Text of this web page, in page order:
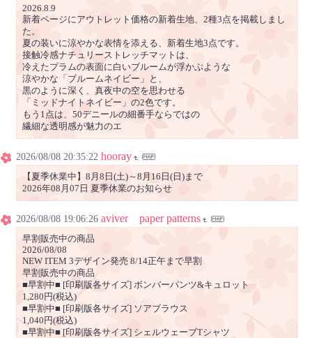
2026.8.9
新着ページにアウトレット価格の新着生地、2種3点を掲載しまし
た。
夏の装いに涼やかな表情を添える、新着生地3点です。
接触冷感ナチュリーストレッチマットは、
冷えたプラムの表面に白いブルームが浮かぶような
涼やかな「ブルームネイビー」と、
黒のように深く、真夜中の空を思わせる
「ミッドナイトネイビー」の2色です。
もう1点は、50デニールの細番手ならではの
繊細な透明感が魅力のエ
2026/08/08 20:35:22 hooray
【夏季休業中】8月8日(土)～8月16日(日)まで
2026年08月07日 夏季休業のお知らせ
2026/08/08 19:06:26 aviver paper patterns
早割販売中の商品
2026/08/08
NEW ITEM 3デザイン発売 8/14正午まで早割
早割販売中の商品
■早割中■ [印刷版各サイズ] ボンバーパンツ&キュロット
1,280円(税込)
■早割中■ [印刷版各サイズ] ソアブラウス
1,040円(税込)
■早割中■ [印刷版各サイズ] シェルウェーブTシャツ